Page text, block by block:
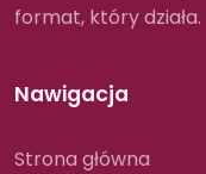
format, który działa.
Nawigacja
Strona główna